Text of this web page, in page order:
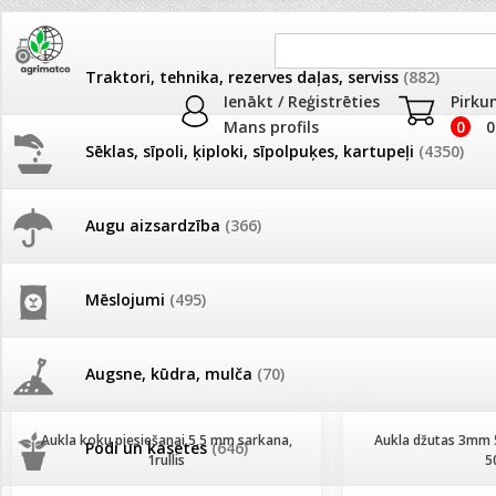
Ienākt / Reģistrēties
Mans profils
0
Traktori, tehnika, rezerves daļas, serviss (882)
Sēklas, sīpoli, ķiploki, sīpolpuķes, kartupeļi (4350)
Augu aizsardzība (366)
Mēslojumi (495)
Augsne, kūdra, mulča (70)
Podi un kasetes(646)
JAUNUMI
Pašlasīšanas vietu katalogs
26.05. Vebinārs - Kā ierobežot
gliemežus piemājas dārzā un
Darba laiks Līgo svētkos
Ūdens piemērotības noteikšana
AKCIJAS
frēze + mulčieris +
AKCIJAS komplekts -
AKCIJAS komplekts -
frēze + mulčieris
Auklas, lentes
Produkti »Palīglīdzekļi augu audzēšanai
Aukla koku piesiešanai 5,5 mm sarkana,
1rullis
Aukla džutas 3mm